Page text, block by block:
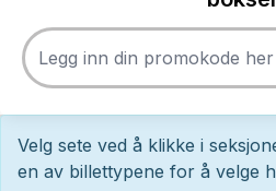
Velg sete ved å klikke i
en av billettypene for å velge